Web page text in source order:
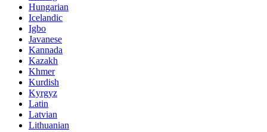
Hungarian
Icelandic
Igbo
Javanese
Kannada
Kazakh
Khmer
Kurdish
Kyrgyz
Latin
Latvian
Lithuanian